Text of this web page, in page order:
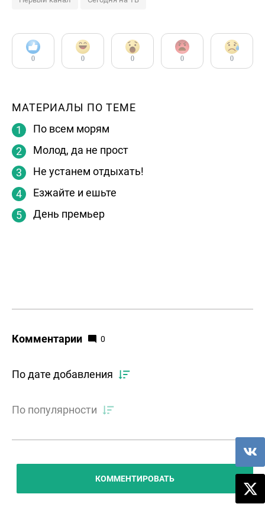
0 0 0 0 0
МАТЕРИАЛЫ ПО ТЕМЕ
По всем морям
Молод, да не прост
Не устанем отдыхать!
Езжайте и ешьте
День премьер
Комментарии 0
По дате добавления
По популярности
КОММЕНТИРОВАТЬ